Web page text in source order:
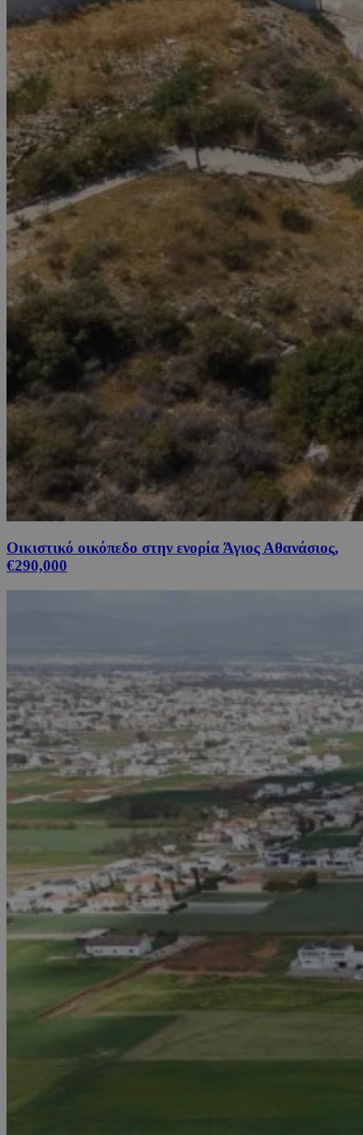
Οικιστικό οικόπεδο στην ενορία Άγιος Αθανάσιος,
€290,000